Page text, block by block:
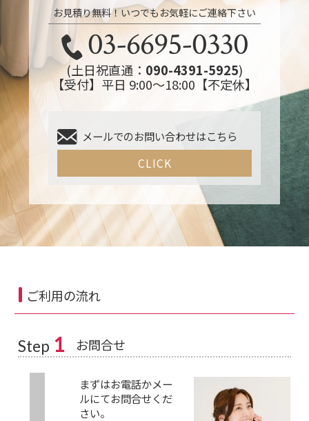
お見積り無料！いつでもお気軽にご連絡下さい
03-6695-0330
(土日祝直通： 090-4391-5925)
【受付】平日 9:00～18:00【不定休】
メールでのお問い合わせはこちら
CLICK
ご利用の流れ
Step 1 お問合せ
まずはお電話かメー
ルにてお問合せくだ
さい。